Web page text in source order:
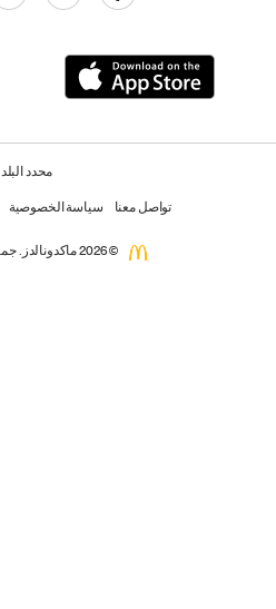
محدد البلد
تواصل معنا سياسة الخصوصية
© 2026 ماكدونالدز. جميع الحقوق محفوظة.